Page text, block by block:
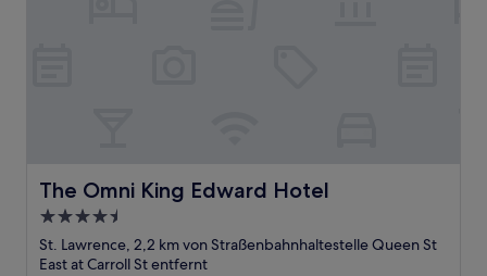
The Omni King Edward Hotel
The Omni King Edward Hotel
4.5-
Sterne-
Unterkunft
St. Lawrence, 2,2 km von Straßenbahnhaltestelle Queen St
East at Carroll St entfernt